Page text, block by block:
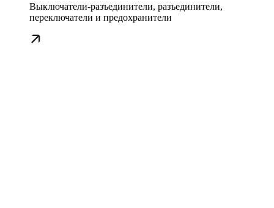
Выключатели-разъединители, разъединители,
переключатели и предохранители